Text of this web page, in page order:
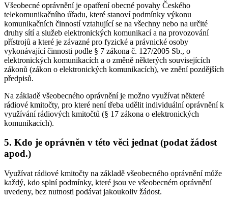
Všeobecné oprávnění je opatření obecné povahy Českého
telekomunikačního úřadu, které stanoví podmínky výkonu
komunikačních činností vztahující se na všechny nebo na určité
druhy sítí a služeb elektronických komunikací a na provozování
přístrojů a které je závazné pro fyzické a právnické osoby
vykonávající činnosti podle § 7 zákona č. 127/2005 Sb., o
elektronických komunikacích a o změně některých souvisejících
zákonů (zákon o elektronických komunikacích), ve znění pozdějších
předpisů.
Na základě všeobecného oprávnění je možno využívat některé
rádiové kmitočty, pro které není třeba udělit individuální oprávnění k
využívání rádiových kmitočtů (§ 17 zákona o elektronických
komunikacích).
5. Kdo je oprávněn v této věci jednat (podat žádost
apod.)
Využívat rádiové kmitočty na základě všeobecného oprávnění může
každý, kdo splní podmínky, které jsou ve všeobecném oprávnění
uvedeny, bez nutnosti podávat jakoukoliv žádost.